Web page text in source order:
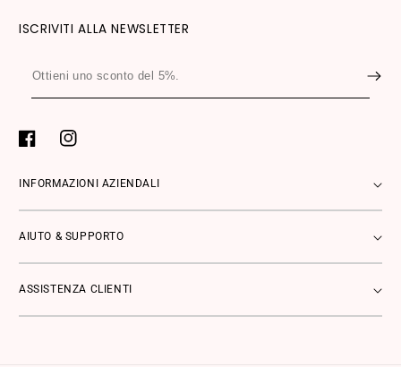
ISCRIVITI ALLA NEWSLETTER
Ottieni
uno
del
FacebookInstagram
INFORMAZIONI AZIENDALI
AIUTO & SUPPORTO
ASSISTENZA CLIENTI